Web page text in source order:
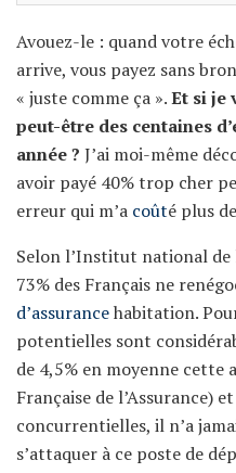
Avouez-le : quand votre
arrive, vous payez sans
« juste comme ça ».Et si je
peut-être des centaines
année ? J’ai moi-même
avoir payé 40% trop cher
erreur qui m’a coûté plus
Selon l’Institut national de
73% des Français ne
d’assurancehabitation.
potentielles sont
de 4,5% en moyenne cette
Française de l’Assurance)
concurrentielles, il n’a
s’attaquer à ce poste de